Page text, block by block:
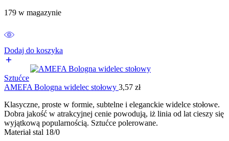
179 w magazynie
Dodaj do koszyka
Sztućce
AMEFA Bologna widelec stołowy 3,57 zł
Klasyczne, proste w formie, subtelne i eleganckie widelce stołowe.
Dobra jakość w atrakcyjnej cenie powodują, iż linia od lat cieszy się
wyjątkową popularnością. Sztućce polerowane.
Materiał stal 18/0